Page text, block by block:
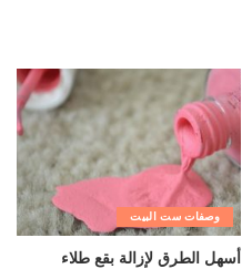
وصفات ست البيت
أسهل الطرق لإزالة بقع طلاء